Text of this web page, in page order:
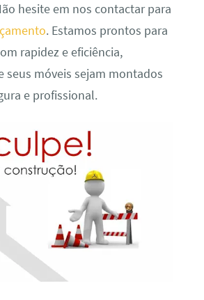
hesite em nos contactar para
. Estamos prontos para
rapidez e eficiência,
seus móveis sejam montados
e profissional.